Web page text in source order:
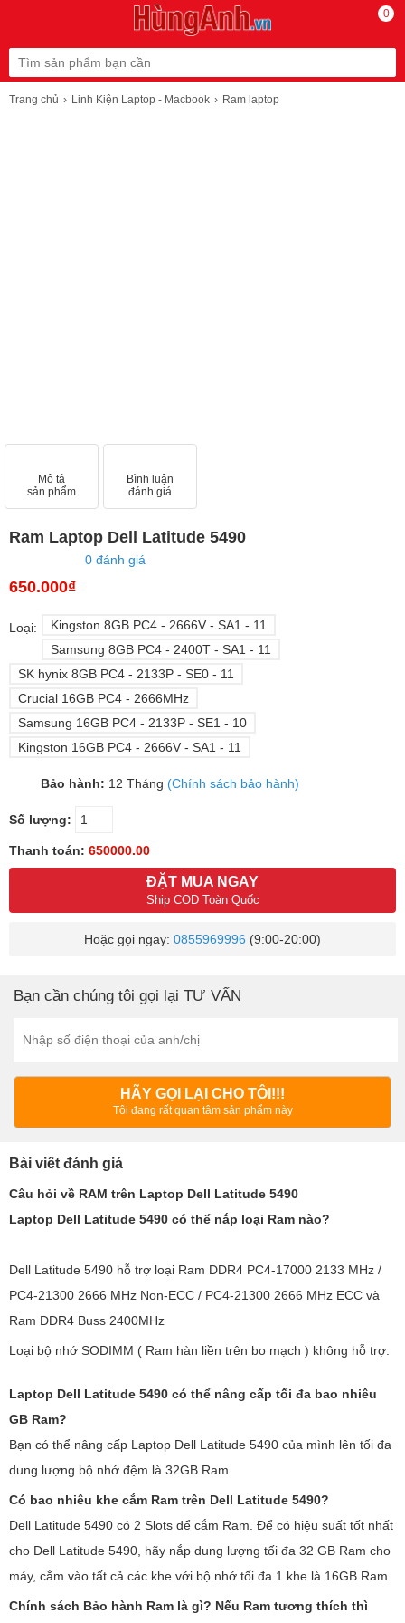
0
Trang chủ Linh Kiện Laptop - Macbook Ram laptop
Mô tả
sản phẩm
Bình luận
đánh giá
Ram Laptop Dell Latitude 5490
0 đánh giá
650.000₫
Loại:
Kingston 8GB PC4 - 2666V - SA1 - 11
Samsung 8GB PC4 - 2400T - SA1 - 11
SK hynix 8GB PC4 - 2133P - SE0 - 11
Crucial 16GB PC4 - 2666MHz
Samsung 16GB PC4 - 2133P - SE1 - 10
Kingston 16GB PC4 - 2666V - SA1 - 11
Bảo hành: 12 Tháng (Chính sách bảo hành)
Số lượng:
Thanh toán: 650000.00
ĐẶT MUA NGAY
Ship COD Toàn Quốc
Hoặc gọi ngay: 0855969996 (9:00-20:00)
Bạn cần chúng tôi gọi lại TƯ VẤN
HÃY GỌI LẠI CHO TÔI!!!
Tôi đang rất quan tâm sản phẩm này
Bài viết đánh giá
Câu hỏi về RAM trên Laptop Dell Latitude 5490
Laptop Dell Latitude 5490 có thể nắp loại Ram nào?
Dell Latitude 5490 hỗ trợ loại Ram DDR4 PC4-17000 2133 MHz /
PC4-21300 2666 MHz Non-ECC / PC4-21300 2666 MHz ECC và
Ram DDR4 Buss 2400MHz
Loại bộ nhớ SODIMM ( Ram hàn liền trên bo mạch ) không hỗ trợ.
Laptop Dell Latitude 5490 có thể nâng cấp tối đa bao nhiêu
GB Ram?
Bạn có thể nâng cấp Laptop Dell Latitude 5490 của mình lên tối đa
dung lượng bộ nhớ đệm là 32GB Ram.
Có bao nhiêu khe cắm Ram trên Dell Latitude 5490?
Dell Latitude 5490 có 2 Slots để cắm Ram. Để có hiệu suất tốt nhất
cho Dell Latitude 5490, hãy nắp dung lượng tối đa 32 GB Ram cho
máy, cắm vào tất cả các khe với bộ nhớ tối đa 1 khe là 16GB Ram.
Chính sách Bảo hành Ram là gì? Nếu Ram tương thích thì